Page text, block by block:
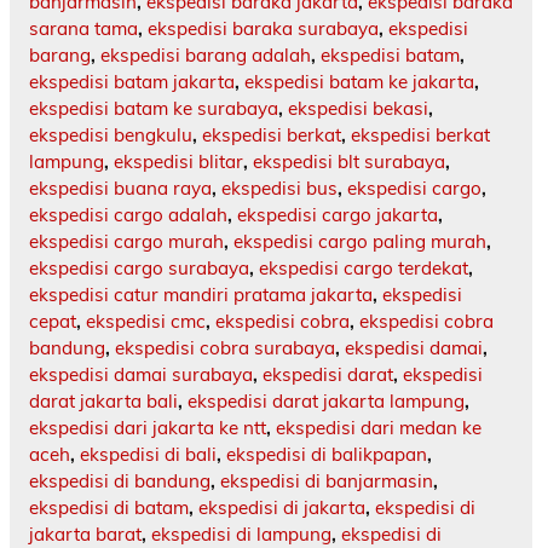
sarana tama, ekspedisi baraka surabaya, ekspedisi
barang, ekspedisi barang adalah, ekspedisi batam,
ekspedisi batam jakarta, ekspedisi batam ke jakarta,
ekspedisi batam ke surabaya, ekspedisi bekasi,
ekspedisi bengkulu, ekspedisi berkat, ekspedisi berkat
lampung, ekspedisi blitar, ekspedisi blt surabaya,
ekspedisi buana raya, ekspedisi bus, ekspedisi cargo,
ekspedisi cargo adalah, ekspedisi cargo jakarta,
ekspedisi cargo murah, ekspedisi cargo paling murah,
ekspedisi cargo surabaya, ekspedisi cargo terdekat,
ekspedisi catur mandiri pratama jakarta, ekspedisi
cepat, ekspedisi cmc, ekspedisi cobra, ekspedisi cobra
bandung, ekspedisi cobra surabaya, ekspedisi damai,
ekspedisi damai surabaya, ekspedisi darat, ekspedisi
darat jakarta bali, ekspedisi darat jakarta lampung,
ekspedisi dari jakarta ke ntt, ekspedisi dari medan ke
aceh, ekspedisi di bali, ekspedisi di balikpapan,
ekspedisi di bandung, ekspedisi di banjarmasin,
ekspedisi di batam, ekspedisi di jakarta, ekspedisi di
jakarta barat, ekspedisi di lampung, ekspedisi di